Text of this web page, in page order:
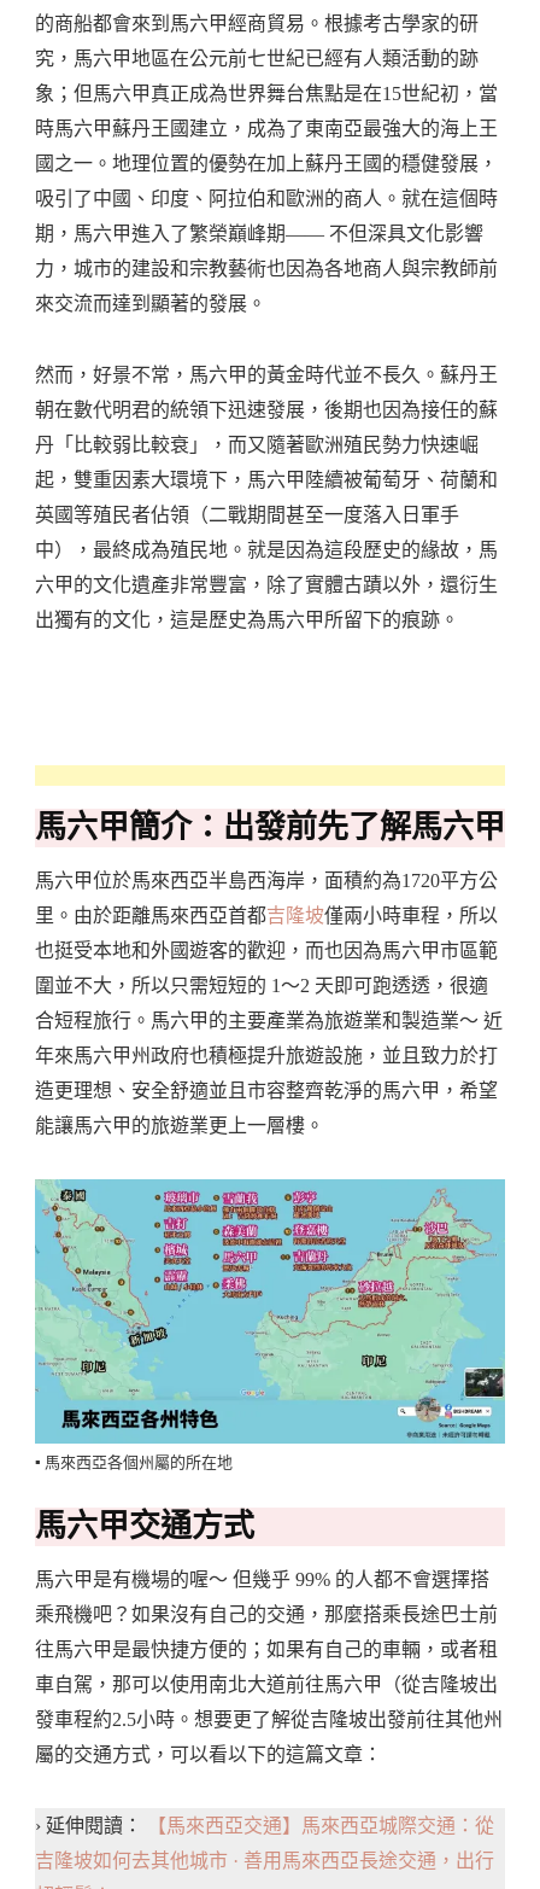
薦、
熱
門
景
點、
美
搜
You
Need
To
Know
Before
Visiting
Melaka,
Malaysia’s
的商船都會來到馬六甲經商貿易。根據考古學家的研
究，馬六甲地區在公元前七世紀已經有人類活動的跡
象；但馬六甲真正成為世界舞台焦點是在15世紀初，當
時馬六甲蘇丹王國建立，成為了東南亞最強大的海上王
國之一。地理位置的優勢在加上蘇丹王國的穩健發展，
吸引了中國、印度、阿拉伯和歐洲的商人。就在這個時
期，馬六甲進入了繁榮巔峰期—— 不但深具文化影響
力，城市的建設和宗教藝術也因為各地商人與宗教師前
來交流而達到顯著的發展。
然而，好景不常，馬六甲的黃金時代並不長久。蘇丹王
朝在數代明君的統領下迅速發展，後期也因為接任的蘇
丹「比較弱比較衰」，而又隨著歐洲殖民勢力快速崛
起，雙重因素大環境下，馬六甲陸續被葡萄牙、荷蘭和
英國等殖民者佔領（二戰期間甚至一度落入日軍手
中），最終成為殖民地。就是因為這段歷史的緣故，馬
六甲的文化遺產非常豐富，除了實體古蹟以外，還衍生
出獨有的文化，這是歷史為馬六甲所留下的痕跡。
馬六甲簡介：出發前先了解馬六甲
馬六甲位於馬來西亞半島西海岸，面積約為1720平方公
里。由於距離馬來西亞首都吉隆坡僅兩小時車程，所以
也挺受本地和外國遊客的歡迎，而也因為馬六甲市區範
圍並不大，所以只需短短的 1～2 天即可跑透透，很適
合短程旅行。馬六甲的主要產業為旅遊業和製造業～ 近
年來馬六甲州政府也積極提升旅遊設施，並且致力於打
造更理想、安全舒適並且市容整齊乾淨的馬六甲，希望
能讓馬六甲的旅遊業更上一層樓。
▪️ 馬來西亞各個州屬的所在地
馬六甲交通方式
馬六甲是有機場的喔～ 但幾乎 99% 的人都不會選擇搭
乘飛機吧？如果沒有自己的交通，那麼搭乘長途巴士前
往馬六甲是最快捷方便的；如果有自己的車輛，或者租
車自駕，那可以使用南北大道前往馬六甲（從吉隆坡出
發車程約2.5小時。想要更了解從吉隆坡出發前往其他州
屬的交通方式，可以看以下的這篇文章：
› 延伸閱讀：
【馬來西亞交通】馬來西亞城際交通：從
吉隆坡如何去其他城市 · 善用馬來西亞長途交通，出行